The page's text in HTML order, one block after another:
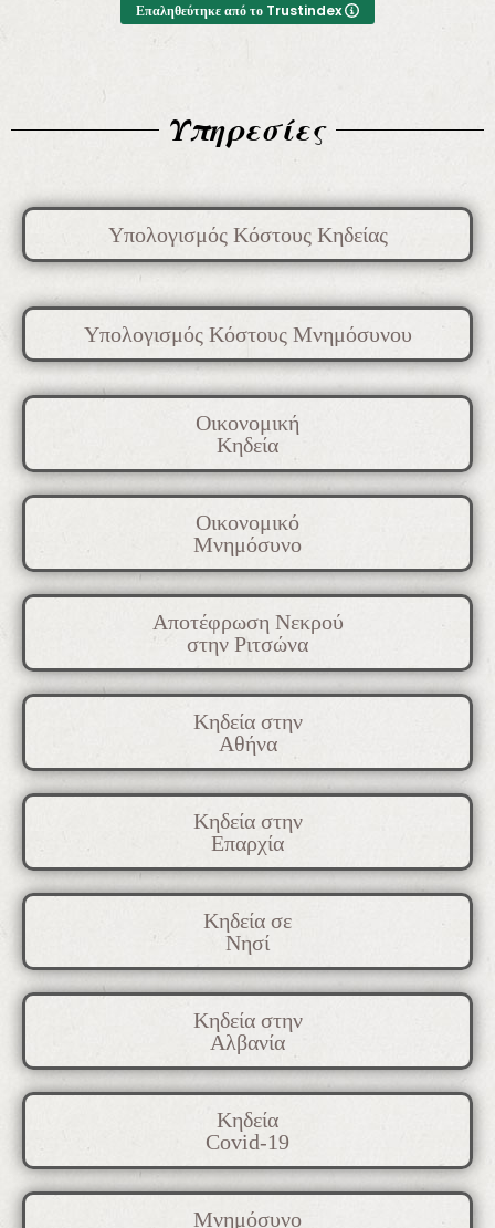
Επαληθεύτηκε από το Trustindex
Υπηρεσίες
Υπολογισμός Κόστους Κηδείας
Υπολογισμός Κόστους Μνημόσυνου
Οικονομική
Κηδεία
Οικονομικό
Μνημόσυνο
Αποτέφρωση Νεκρού
στην Ριτσώνα
Κηδεία στην
Αθήνα
Κηδεία στην
Επαρχία
Κηδεία σε
Νησί
Κηδεία στην
Αλβανία
Κηδεία
Covid-19
Μνημόσυνο